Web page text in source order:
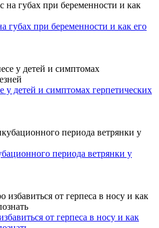
губах при беременности и как его
у детей и симптомах герпетических
периода ветрянки у
от герпеса в носу и как